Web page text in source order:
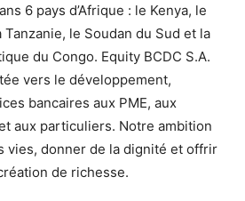
6 pays d’Afrique : le Kenya, le
Tanzanie, le Soudan du Sud et la
du Congo. Equity BCDC S.A.
vers le développement,
bancaires aux PME, aux
aux particuliers. Notre ambition
vies, donner de la dignité et offrir
de richesse.